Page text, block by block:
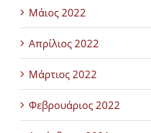
Μάιος 2022
Απρίλιος 2022
Μάρτιος 2022
Φεβρουάριος 2022